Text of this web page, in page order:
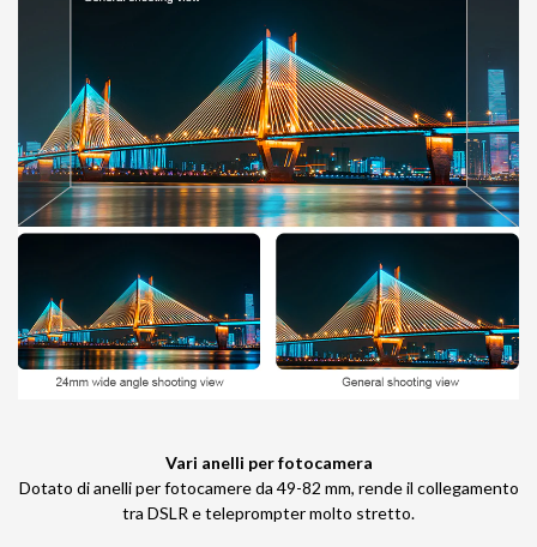
Vari anelli per fotocamera
Dotato di anelli per fotocamere da 49-82 mm, rende il collegamento
tra DSLR e teleprompter molto stretto.